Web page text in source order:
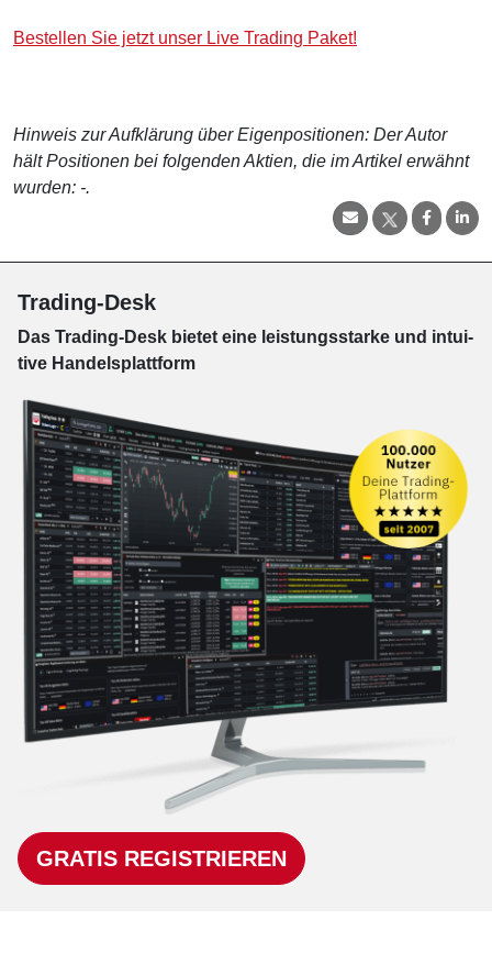
Bestellen Sie jetzt unser Live Trading Paket!
Hinweis zur Aufklärung über Eigenpositionen: Der Autor
hält Positionen bei folgenden Aktien, die im Artikel erwähnt
wurden: -.
Trading-Desk
Das Trading-Desk bie­tet eine leis­tungs­star­ke und in­tui­
tive Han­dels­platt­form
GRATIS REGISTRIEREN